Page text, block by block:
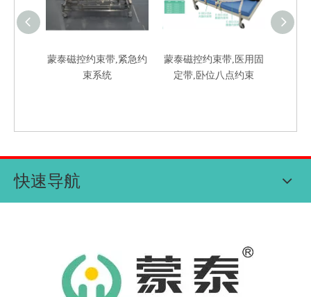
蒙泰磁控约束带,紧急约
束系统
蒙泰磁控约束带,医用固
定带,卧位八点约束
快速导航